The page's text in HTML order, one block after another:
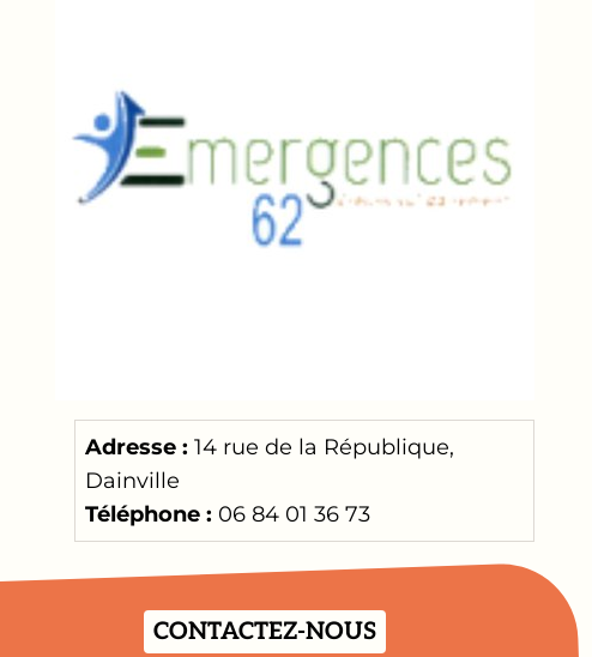
Adresse : 14 rue de la République,
Dainville
Téléphone : 06 84 01 36 73
CONTACTEZ-NOUS